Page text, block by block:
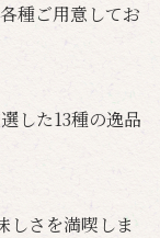
種ご用意してお
した13種の逸品
しさを満喫しま